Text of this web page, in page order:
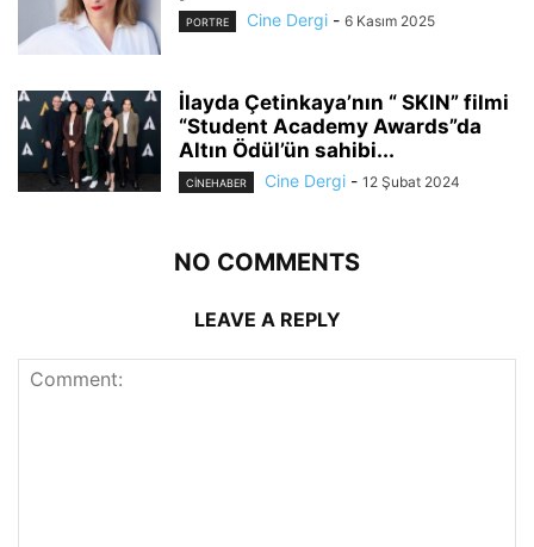
PORTRE Cine Dergi - 6 Kasım 2025
İlayda Çetinkaya’nın “ SKIN” filmi
“Student Academy Awards”da
Altın Ödül’ün sahibi...
CINEHABER Cine Dergi - 12 Şubat 2024
NO COMMENTS
LEAVE A REPLY